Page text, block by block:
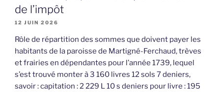
de l’impôt
12 JUIN 2026
Rôle de répartition des sommes que doivent payer les
habitants de la paroisse de Martigné-Ferchaud, trèves
et frairies en dépendantes pour l’année 1739, lequel
s’est trouvé monter à 3 160 livres 12 sols 7 deniers,
savoir : capitation : 2 229 L 10 s deniers pour livre : 195